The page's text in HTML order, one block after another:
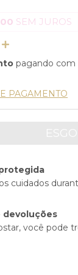
SEM JUROS
pagando com
PAGAMENTO
cuidados
devoluções
você pode